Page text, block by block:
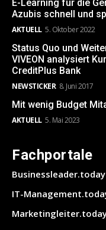
E-Learning für die
Azubis schnell und
AKTUELL 5. Oktober 2022
Status Quo und
VIVEON analysiert
CreditPlus Bank
NEWSTICKER 8. Juni 2017
Mit wenig Budget
AKTUELL 5. Mai 2023
Fachportale
Businessleader.today
IT-